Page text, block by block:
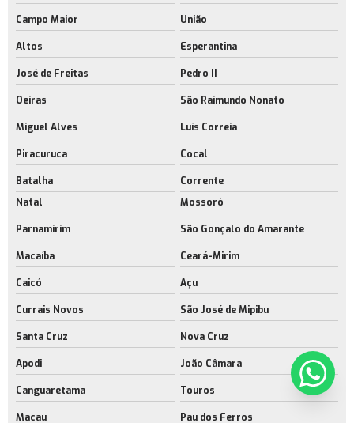
Campo Maior União
Altos Esperantina
José de Freitas Pedro II
Oeiras São Raimundo Nonato
Miguel Alves Luís Correia
Piracuruca Cocal
Batalha
Corrente
Natal
Mossoró
Parnamirim São Gonçalo do Amarante
Macaíba Ceará-Mirim
Caicó Açu
Currais Novos São José de Mipibu
Santa Cruz Nova Cruz
Apodi João Câmara
Canguaretama Touros
Macau Pau dos Ferros